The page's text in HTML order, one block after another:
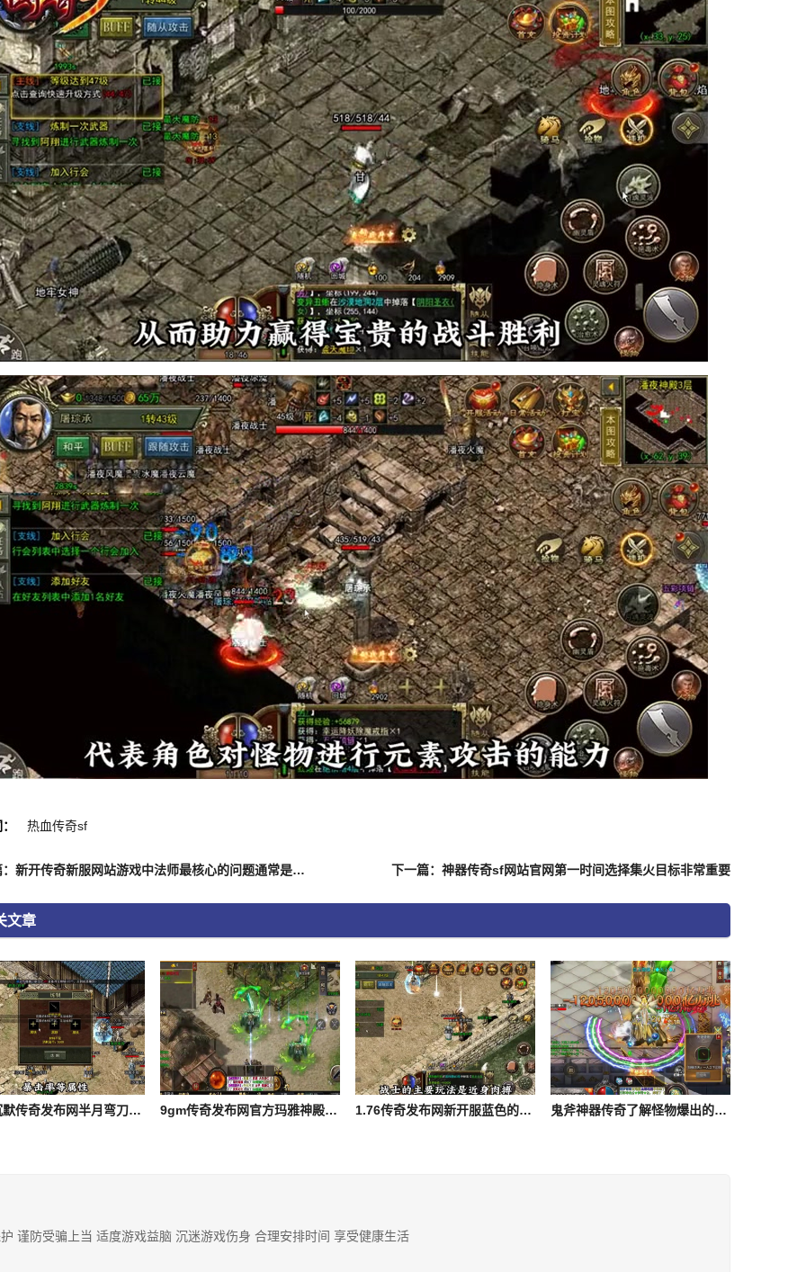
热血传奇sf
上一篇：新开传奇新服网站游戏中法师最核心的问题通常是什么 下一篇：神器传奇sf网站官网第一时间选择集火目标非常重要
文章
我本沉默传奇发布网半月弯刀是战士的唯一群体技能 9gm传奇发布网官方玛雅神殿的boss如何快速的刷掉 1.76传奇发布网新开服蓝色的符石具体都是有着哪些属性呢 鬼斧神器传奇了解怪物爆出的装备帮助是非常高的
谨防受骗上当 适度游戏益脑 沉迷游戏伤身 合理安排时间 享受健康生活